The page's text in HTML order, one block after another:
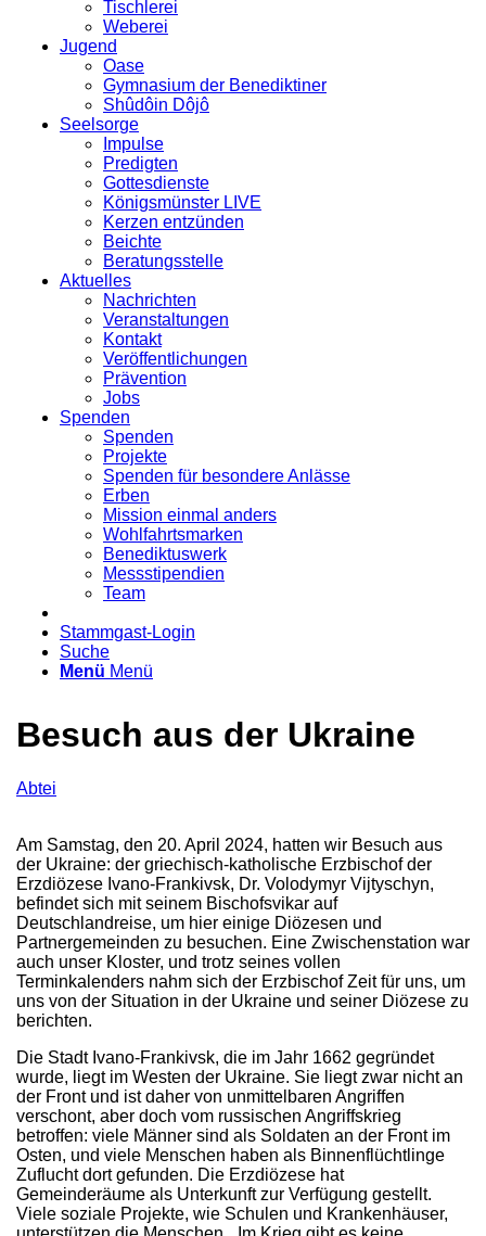
Tischlerei
Weberei
Jugend
Oase
Gymnasium der Benediktiner
Shûdôin Dôjô
Seelsorge
Impulse
Predigten
Gottesdienste
Königsmünster LIVE
Kerzen entzünden
Beichte
Beratungsstelle
Aktuelles
Nachrichten
Veranstaltungen
Kontakt
Veröffentlichungen
Prävention
Jobs
Spenden
Spenden
Projekte
Spenden für besondere Anlässe
Erben
Mission einmal anders
Wohlfahrtsmarken
Benediktuswerk
Messstipendien
Team
Stammgast-Login
Suche
Menü Menü
Besuch aus der Ukraine
Abtei
Am Samstag, den 20. April 2024, hatten wir Besuch aus
der Ukraine: der griechisch-katholische Erzbischof der
Erzdiözese Ivano-Frankivsk, Dr. Volodymyr Vijtyschyn,
befindet sich mit seinem Bischofsvikar auf
Deutschlandreise, um hier einige Diözesen und
Partnergemeinden zu besuchen. Eine Zwischenstation war
auch unser Kloster, und trotz seines vollen
Terminkalenders nahm sich der Erzbischof Zeit für uns, um
uns von der Situation in der Ukraine und seiner Diözese zu
berichten.
Die Stadt Ivano-Frankivsk, die im Jahr 1662 gegründet
wurde, liegt im Westen der Ukraine. Sie liegt zwar nicht an
der Front und ist daher von unmittelbaren Angriffen
verschont, aber doch vom russischen Angriffskrieg
betroffen: viele Männer sind als Soldaten an der Front im
Osten, und viele Menschen haben als Binnenflüchtlinge
Zuflucht dort gefunden. Die Erzdiözese hat
Gemeinderäume als Unterkunft zur Verfügung gestellt.
Viele soziale Projekte, wie Schulen und Krankenhäuser,